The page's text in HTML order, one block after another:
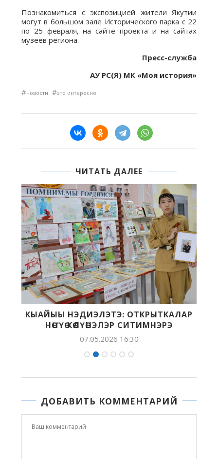
Познакомиться с экспозицией жители Якутии
могут в большом зале Исторического парка с 22
по 25 февраля, на сайте проекта и на сайтах
музеев региона.
Пресс-служба
АУ РС(Я) МК «Моя история»
#новости #это интересно
ЧИТАТЬ ДАЛЕЕ
КЫАЙЫЫ НЭДИЭЛЭТЭ: ОТКРЫТКАЛАР
НӨҤҮӨ КӨЛҮӨНЭЛЭР СИТИМНЭРЭ
07.05.2026 16:30
ДОБАВИТЬ КОММЕНТАРИЙ